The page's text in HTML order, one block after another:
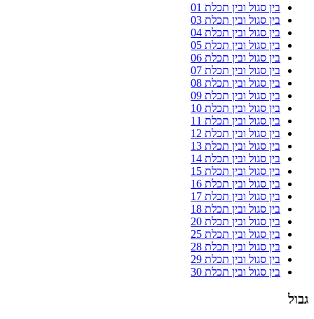
בין סגול ובין תכלת 01
בין סגול ובין תכלת 03
בין סגול ובין תכלת 04
בין סגול ובין תכלת 05
בין סגול ובין תכלת 06
בין סגול ובין תכלת 07
בין סגול ובין תכלת 08
בין סגול ובין תכלת 09
בין סגול ובין תכלת 10
בין סגול ובין תכלת 11
בין סגול ובין תכלת 12
בין סגול ובין תכלת 13
בין סגול ובין תכלת 14
בין סגול ובין תכלת 15
בין סגול ובין תכלת 16
בין סגול ובין תכלת 17
בין סגול ובין תכלת 18
בין סגול ובין תכלת 20
בין סגול ובין תכלת 25
בין סגול ובין תכלת 28
בין סגול ובין תכלת 29
בין סגול ובין תכלת 30
גבול